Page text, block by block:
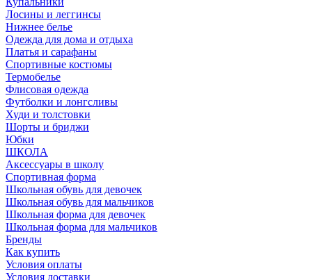
Лосины и леггинсы
Нижнее белье
Одежда для дома и отдыха
Платья и сарафаны
Спортивные костюмы
Термобелье
Флисовая одежда
Футболки и лонгсливы
Худи и толстовки
Шорты и бриджи
Юбки
ШКОЛА
Аксессуары в школу
Спортивная форма
Школьная обувь для девочек
Школьная обувь для мальчиков
Школьная форма для девочек
Школьная форма для мальчиков
Бренды
Как купить
Условия оплаты
Условия доставки